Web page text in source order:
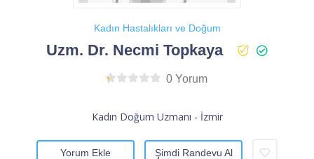
Kadın Hastalıkları ve Doğum
Uzm. Dr. Necmi Topkaya
0 Yorum
Kadın Doğum Uzmanı - İzmir
Yorum Ekle Şimdi Randevu Al